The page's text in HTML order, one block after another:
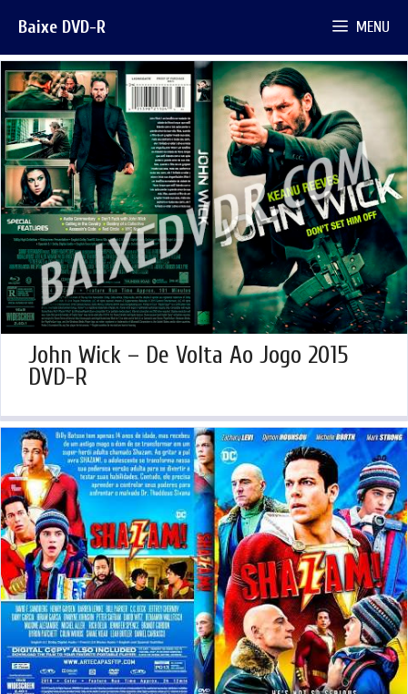
para
o
conteúdo
Baixe DVD-R MENU
John Wick – De Volta Ao Jogo 2015
DVD-R